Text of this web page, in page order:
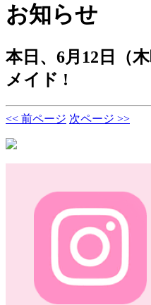
お知らせ
本日、6月12日（
メイド !
<< 前ページ 次ページ >>